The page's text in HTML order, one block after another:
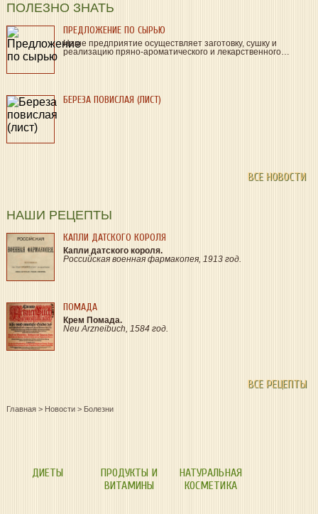
ПОЛЕЗНО ЗНАТЬ
ПРЕДЛОЖЕНИЕ ПО СЫРЬЮ
Наше предприятие осуществляет заготовку, сушку и
реализацию пряно-ароматического и лекарственного…
БЕРЕЗА ПОВИСЛАЯ (ЛИСТ)
ВСЕ НОВОСТИ
НАШИ РЕЦЕПТЫ
КАПЛИ ДАТСКОГО КОРОЛЯ
Капли датского короля.
Российская военная фармакопея, 1913 год.
ПОМАДА
Крем Помада.
Neu Arzneibuch, 1584 год.
ВСЕ РЕЦЕПТЫ
Главная > Новости > Болезни
ДИЕТЫ
ПРОДУКТЫ И
ВИТАМИНЫ
НАТУРАЛЬНАЯ
КОСМЕТИКА